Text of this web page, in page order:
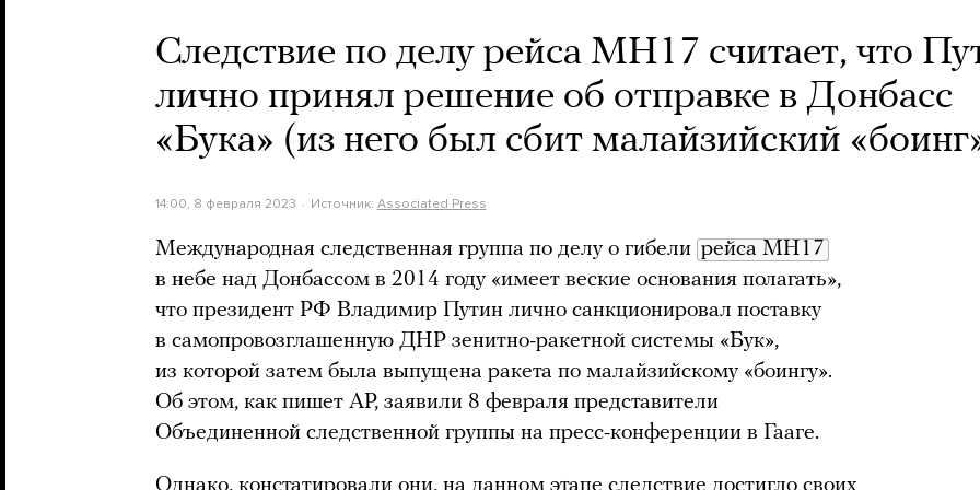
Следствие по делу рейса MH17 считает, что
лично принял решение об отправке в Донбасс
«Бука» (из него был сбит малайзийский
14:00, 8 февраля 2023 Источник: Associated Press
Международная следственная группа по делу о гибели рейса МН17
в небе над Донбассом в 2014 году «имеет веские основания полагать»,
что президент РФ Владимир Путин лично санкционировал поставку
в самопровозглашенную ДНР зенитно-ракетной системы «Бук»,
из которой затем была выпущена ракета по малайзийскому «боингу».
Об этом, как пишет АР, заявили 8 февраля представители
Объединенной следственной группы на пресс-конференции в Гааге.
Однако, констатировали они, на данном этапе следствие достигло своих